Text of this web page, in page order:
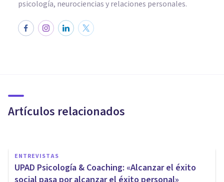
psicología, neurociencias y relaciones personales.
Artículos relacionados
cliente”
ENTREVISTAS
UPAD Psicología & Coaching: «Alcanzar el éxito